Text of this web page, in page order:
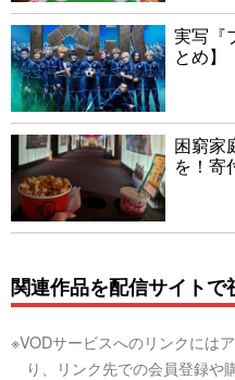
実写『
とめ】
困窮家
を！寄
関連作品を配信サイトで
※VODサービスへのリンクには
り、リンク先での会員登録や